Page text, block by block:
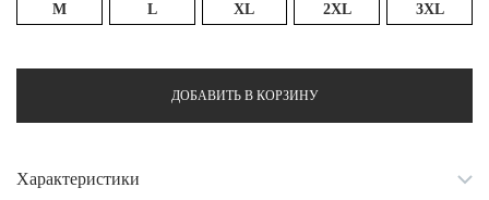
M L XL 2XL 3XL
ДОБАВИТЬ В КОРЗИНУ
Характеристики